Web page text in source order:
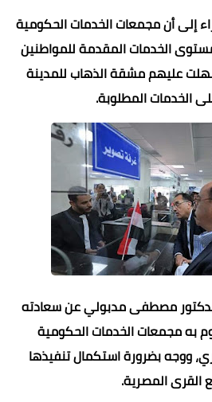
إلى أن مجمعات الخدمات الحكومية
الخدمات المقدمة للمواطنين
عليهم مشقة الذهاب للمدينة
الخدمات المطلوبة.
مصطفى مدبولي عن سعادته
به مجمعات الخدمات الحكومية
ووجه بضرورة استكمال تنفيذها
القرى المصرية.